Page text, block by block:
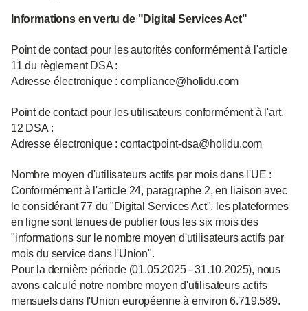
Informations en vertu de "Digital Services Act"
Point de contact pour les autorités conformément à l'article
11 du règlement DSA :
Adresse électronique : compliance@holidu.com
Point de contact pour les utilisateurs conformément à l'art.
12 DSA :
Adresse électronique : contactpoint-dsa@holidu.com
Nombre moyen d'utilisateurs actifs par mois dans l'UE :
Conformément à l'article 24, paragraphe 2, en liaison avec
le considérant 77 du "Digital Services Act", les plateformes
en ligne sont tenues de publier tous les six mois des
"informations sur le nombre moyen d'utilisateurs actifs par
mois du service dans l'Union".
Pour la dernière période (01.05.2025 - 31.10.2025), nous
avons calculé notre nombre moyen d'utilisateurs actifs
mensuels dans l'Union européenne à environ 6.719.589.